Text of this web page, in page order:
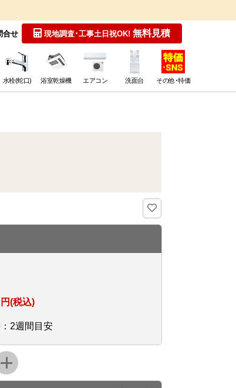
合せ 現地調査･工事土日祝OK! 無料見積
水栓(蛇口) 浴室乾燥機 エアコン 洗面台 その他･特価
円(税込)
2週間目安